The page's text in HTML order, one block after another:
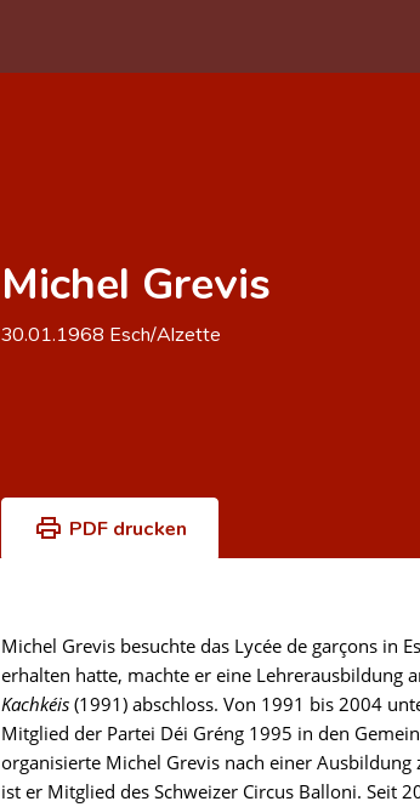
Michel Grevis
30.01.1968 Esch/Alzette
PDF drucken
Michel Grevis besuchte das Lycée de garçons
erhalten hatte, machte er eine Lehrerausbildung
Kachkéis (1991) abschloss. Von 1991 bis 2004
Mitglied der Partei Déi Gréng 1995 in den
organisierte Michel Grevis nach einer
ist er Mitglied des Schweizer Circus Balloni. Seit